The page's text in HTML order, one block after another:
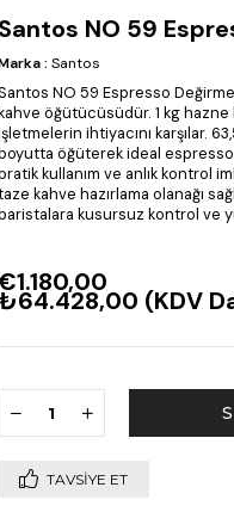
Santos NO 59
: Santos
NO 59 Espresso
öğütücüsüdür. 1 kg
ihtiyacını karşılar.
öğüterek ideal espresso
kullanım ve anlık kontrol
kahve hazırlama olanağı
kusursuz kontrol ve
(KDV
TAVSIYE ET